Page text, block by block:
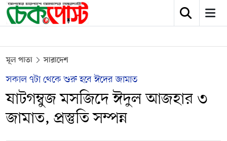
মূল পাতা সারাদেশ
সকাল ৭টা থেকে শুরু হবে ঈদের জামাত
ষাটগম্বুজ মসজিদে ঈদুল আজহার ৩
জামাত, প্রস্তুতি সম্পন্ন